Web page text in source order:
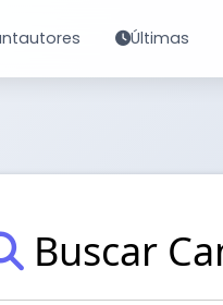
Últimas
Buscar